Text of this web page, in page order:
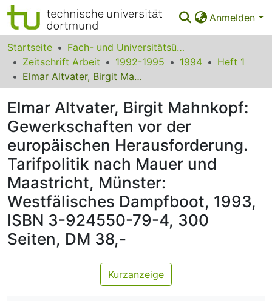
Anmelden
Bereiche & Sammlungen
Das gesamte Repositorium
FAQ
Leitlinien
Zurück zur Startseite
Startseite
Fach- und Universitätsübergreifendes
Zeitschrift Arbeit
1992-1995 1994
Heft 1
Elmar Altvater, Birgit Mahnkopf: Gewerkschaften vor der europäischen Herausforderung. Tarifpolitik nach Mauer und Maastricht, Münster: Westfälisches Dampfboot, 1993, ISBN 3-924550-79-4, 300 Seiten, DM 38,-
Elmar Altvater, Birgit Mahnkopf:
Gewerkschaften vor der
europäischen Herausforderung.
Tarifpolitik nach Mauer und
Maastricht, Münster:
Westfälisches Dampfboot, 1993,
ISBN 3-924550-79-4, 300
Seiten, DM 38,-
Kurzanzeige